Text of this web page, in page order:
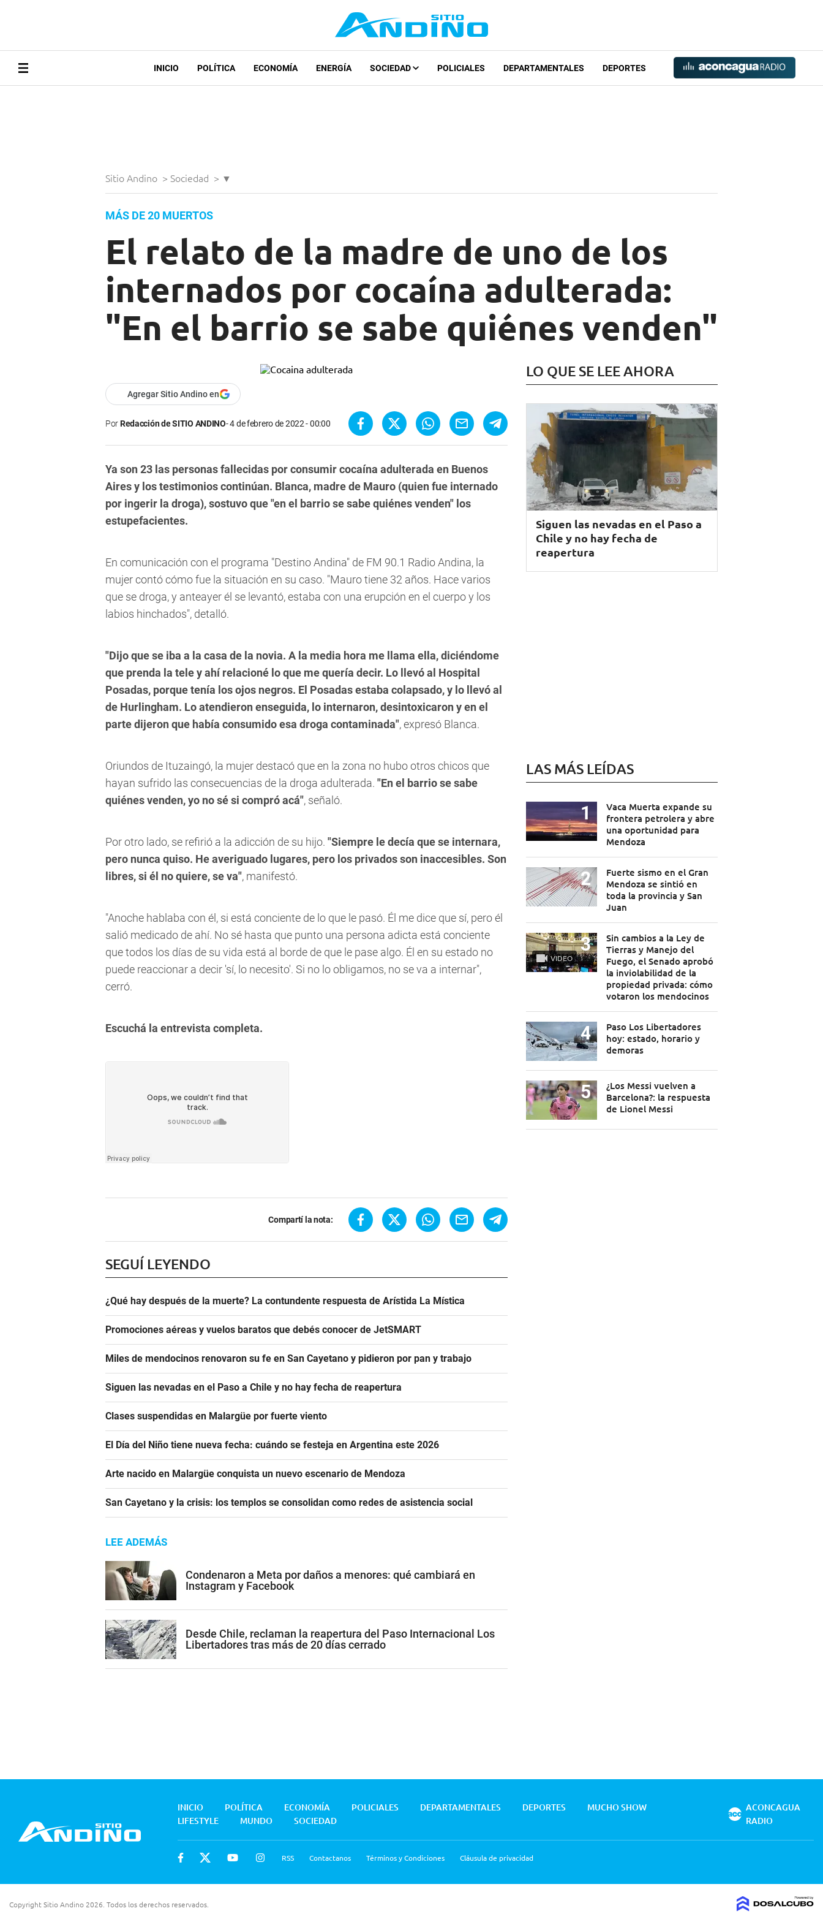
INICIO POLÍTICA ECONOMÍA ENERGÍA SOCIEDAD POLICIALES DEPARTAMENTALES DEPORTES
Sitio Andino > Sociedad > ▼
MÁS DE 20 MUERTOS
El relato de la madre de uno de los
internados por cocaína adulterada:
"En el barrio se sabe quiénes venden"
Agregar Sitio Andino en
PorRedacción de SITIO ANDINO 4 de febrero de 2022 - 00:00
Ya son 23 las personas fallecidas por consumir cocaína adulterada en Buenos
Aires y los testimonios continúan. Blanca, madre de Mauro (quien fue internado
por ingerir la droga), sostuvo que "en el barrio se sabe quiénes venden" los
estupefacientes.
En comunicación con el programa "Destino Andina" de FM 90.1 Radio Andina, la
mujer contó cómo fue la situación en su caso. "Mauro tiene 32 años. Hace varios
que se droga, y anteayer él se levantó, estaba con una erupción en el cuerpo y los
labios hinchados", detalló.
"Dijo que se iba a la casa de la novia. A la media hora me llama ella, diciéndome
que prenda la tele y ahí relacioné lo que me quería decir. Lo llevó al Hospital
Posadas, porque tenía los ojos negros. El Posadas estaba colapsado, y lo llevó al
de Hurlingham. Lo atendieron enseguida, lo internaron, desintoxicaron y en el
parte dijeron que había consumido esa droga contaminada", expresó Blanca.
Oriundos de Ituzaingó, la mujer destacó que en la zona no hubo otros chicos que
hayan sufrido las consecuencias de la droga adulterada. "En el barrio se sabe
quiénes venden, yo no sé si compró acá", señaló.
Por otro lado, se refirió a la adicción de su hijo. "Siempre le decía que se internara,
pero nunca quiso. He averiguado lugares, pero los privados son inaccesibles. Son
libres, si él no quiere, se va", manifestó.
"Anoche hablaba con él, si está conciente de lo que le pasó. Él me dice que sí, pero él
salió medicado de ahí. No sé hasta que punto una persona adicta está conciente
que todos los días de su vida está al borde de que le pase algo. Él en su estado no
puede reaccionar a decir 'sí, lo necesito'. Si no lo obligamos, no se va a internar",
cerró.
Escuchá la entrevista completa.
Compartí la nota:
SEGUÍ LEYENDO
¿Qué hay después de la muerte? La contundente respuesta de Arístida La Mística
Promociones aéreas y vuelos baratos que debés conocer de JetSMART
Miles de mendocinos renovaron su fe en San Cayetano y pidieron por pan y trabajo
Siguen las nevadas en el Paso a Chile y no hay fecha de reapertura
Clases suspendidas en Malargüe por fuerte viento
El Día del Niño tiene nueva fecha: cuándo se festeja en Argentina este 2026
Arte nacido en Malargüe conquista un nuevo escenario de Mendoza
San Cayetano y la crisis: los templos se consolidan como redes de asistencia social
LEE ADEMÁS
Condenaron a Meta por daños a menores: qué cambiará en
Instagram y Facebook
Desde Chile, reclaman la reapertura del Paso Internacional Los
Libertadores tras más de 20 días cerrado
LO QUE SE LEE AHORA
Siguen las nevadas en el Paso a
Chile y no hay fecha de
reapertura
LAS MÁS LEÍDAS
Vaca Muerta expande su
frontera petrolera y abre
una oportunidad para
Mendoza
Fuerte sismo en el Gran
Mendoza se sintió en
toda la provincia y San
Juan
VIDEO
Sin cambios a la Ley de
Tierras y Manejo del
Fuego, el Senado aprobó
la inviolabilidad de la
propiedad privada: cómo
votaron los mendocinos
Paso Los Libertadores
hoy: estado, horario y
demoras
¿Los Messi vuelven a
Barcelona?: la respuesta
de Lionel Messi
INICIO POLÍTICA ECONOMÍA POLICIALES DEPARTAMENTALES DEPORTES
MUCHO SHOW
LIFESTYLE
MUNDO SOCIEDAD
RSS Contactanos Términos y Condiciones Cláusula de privacidad
ACONCAGUA
RADIO
Copyright Sitio Andino 2026. Todos los derechos reservados.